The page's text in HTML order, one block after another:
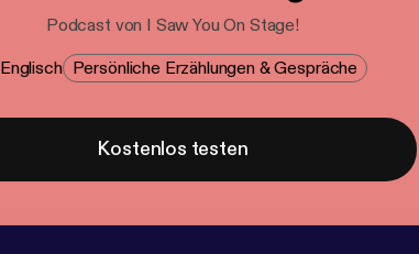
Podcast von I Saw You On Stage!
Englisch Persönliche Erzählungen & Gespräche
Kostenlos testen